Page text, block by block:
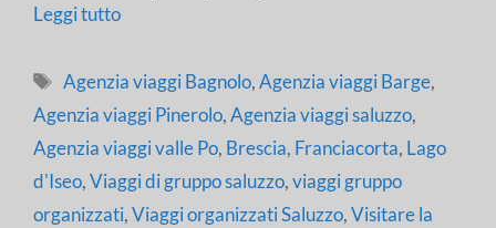
Leggi tutto
Tag
Agenzia viaggi Bagnolo,Agenzia viaggi Barge,
Agenzia viaggi Pinerolo,Agenzia viaggi saluzzo,
Agenzia viaggi valle Po, Brescia, Franciacorta, Lago
d'Iseo,Viaggi di gruppo saluzzo,viaggi gruppo
organizzati,Viaggi organizzati Saluzzo,Visitare la